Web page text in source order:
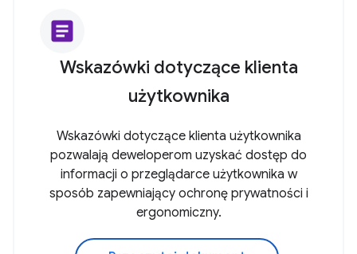
article
Wskazówki dotyczące klienta
użytkownika
Wskazówki dotyczące klienta użytkownika
pozwalają deweloperom uzyskać dostęp do
informacji o przeglądarce użytkownika w
sposób zapewniający ochronę prywatności i
ergonomiczny.